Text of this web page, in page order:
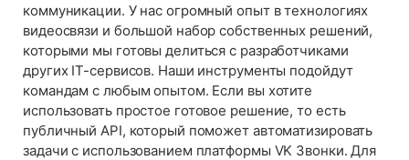
коммуникации. У нас огромный опыт в технологиях
видеосвязи и большой набор собственных решений,
которыми мы готовы делиться с разработчиками
других IT-сервисов. Наши инструменты подойдут
командам с любым опытом. Если вы хотите
использовать простое готовое решение, то есть
публичный API, который поможет автоматизировать
задачи с использованием платформы VK Звонки. Для